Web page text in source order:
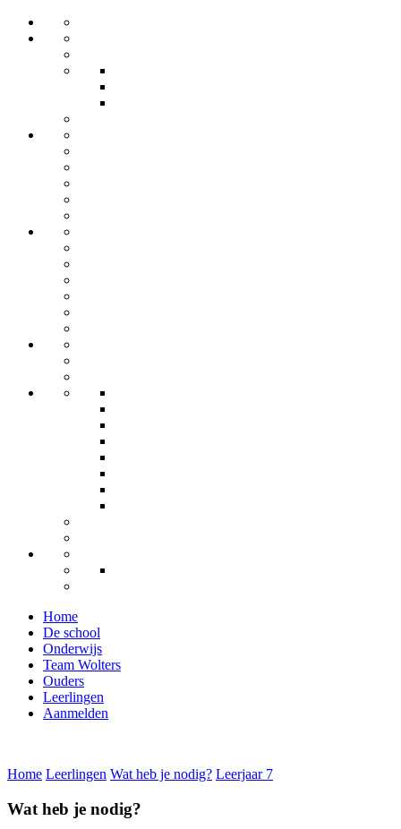
Home
De school
Onderwijs
Team Wolters
Ouders
Leerlingen
Aanmelden
Home Leerlingen Wat heb je nodig? Leerjaar 7
Wat heb je nodig?